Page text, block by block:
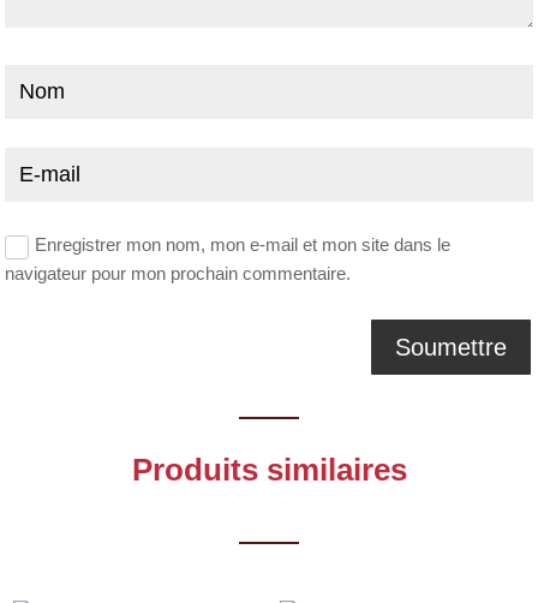
Enregistrer mon nom, mon e-mail et mon site dans le
navigateur pour mon prochain commentaire.
Produits similaires